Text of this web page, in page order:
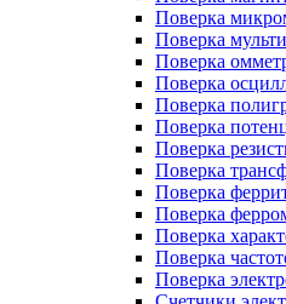
Поверка
Поверка
Поверка
Поверка
Поверка
Поверка
Поверка
Поверка
Поверка
Поверка
Поверка
Поверка
Поверка